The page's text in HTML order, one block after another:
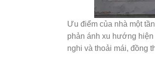
Ưu điểm của nhà một
phản ánh xu hướng
nghi và thoải mái, đồng